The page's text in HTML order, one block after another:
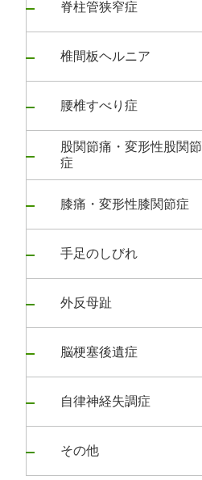
脊柱管狭窄症
椎間板ヘルニア
腰椎すべり症
股関節痛・変形性股関節
症
膝痛・変形性膝関節症
手足のしびれ
外反母趾
脳梗塞後遺症
自律神経失調症
その他